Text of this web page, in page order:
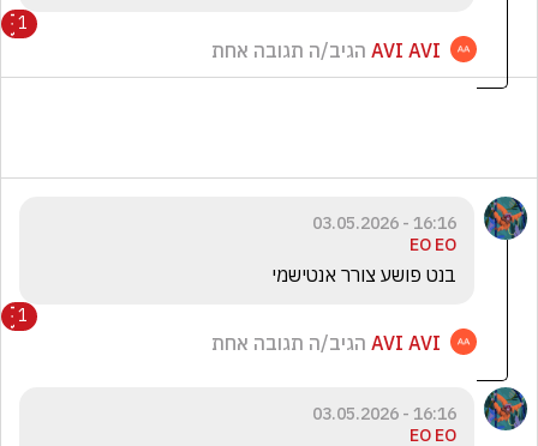
1
AVI AVI הגיב/ה תגובה אחת
16:16 - 03.05.2026
EO EO
בנט פושע צורר אנטישמי
1
AVI AVI הגיב/ה תגובה אחת
16:16 - 03.05.2026
EO EO